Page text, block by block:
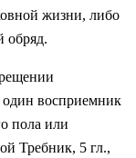
жизни, либо
обряд.
один восприемник
пола или
Требник, 5 гл.,